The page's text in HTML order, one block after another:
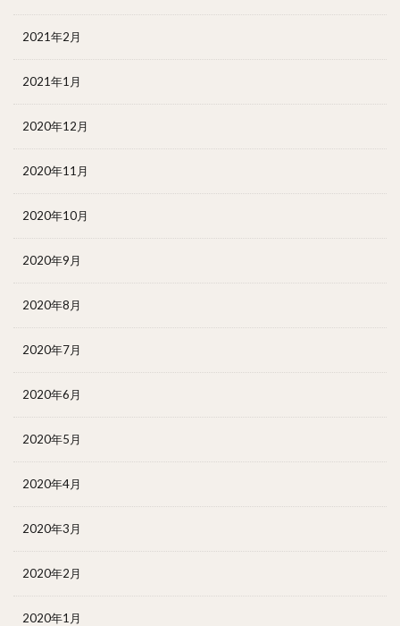
2021年2月
2021年1月
2020年12月
2020年11月
2020年10月
2020年9月
2020年8月
2020年7月
2020年6月
2020年5月
2020年4月
2020年3月
2020年2月
2020年1月